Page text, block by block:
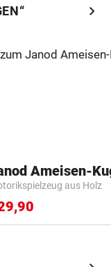
chevron_right
Ameisen-
aus Holz